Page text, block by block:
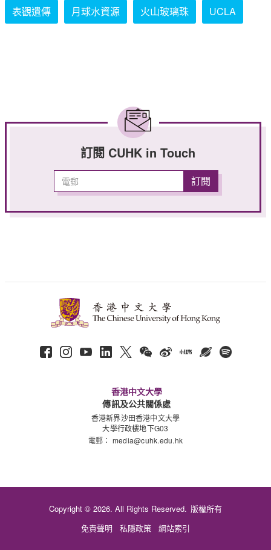
表觀遺傳 月球水資源 火山玻璃珠 UCLA
訂閱 CUHK in Touch
香港中文大學
傳訊及公共關係處
香港新界沙田香港中文大學
大學行政樓地下G03
電郵： media@cuhk.edu.hk
Copyright © 2026. All Rights Reserved. 版權所有
免責聲明
私隱政策 網站索引